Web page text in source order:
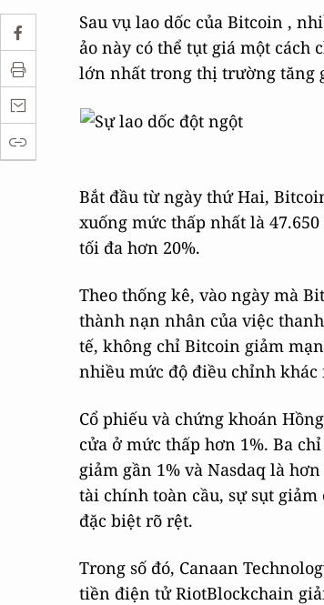
Sau vụ lao dốc của Bitcoin ,
ảo này có thể tụt giá một cách
lớn nhất trong thị trường tăng
Bắt đầu từ ngày thứ Hai,
xuống mức thấp nhất là
tối đa hơn 20%.
Theo thống kê, vào ngày mà
thành nạn nhân của việc
tế, không chỉ Bitcoin giảm
nhiều mức độ điều chỉnh khác
Cổ phiếu và chứng khoán
cửa ở mức thấp hơn 1%. Ba
giảm gần 1% và Nasdaq là
tài chính toàn cầu, sự sụt
đặc biệt rõ rệt.
Trong số đó, Canaan
tiền điện tử RiotBlockchain